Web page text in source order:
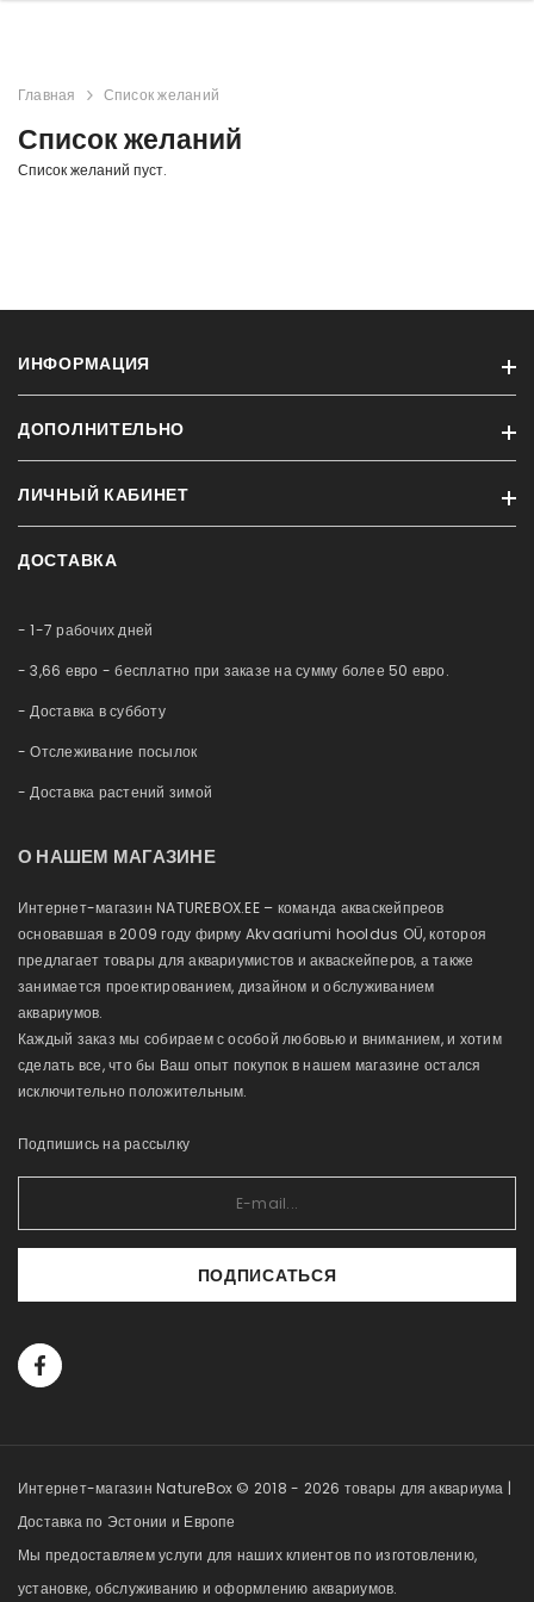
Главная Список желаний
Список желаний
Список желаний пуст.
ИНФОРМАЦИЯ
Информация о доставке
Условия
Обслуживание аквариумов
Рассрочка
Блог
ДОПОЛНИТЕЛЬНО
Бренды
Новые продукты
ЛИЧНЫЙ КАБИНЕТ
Профиль
Приобретённые товары
Список желаний
Сравнение
ДОСТАВКА
- 1-7 рабочих дней
- 3,66 евро - бесплатно при заказе на сумму более 50 евро.
- Доставка в субботу
- Отслеживание посылок
- Доставка растений зимой
О НАШЕМ МАГАЗИНЕ
Интернет-магазин NATUREBOX.EE – команда акваскейпреов
основавшая в 2009 году фирму Akvaariumi hooldus OÜ, котороя
предлагает товары для аквариумистов и акваскейперов, а также
занимается проектированием, дизайном и обслуживанием
аквариумов.
Каждый заказ мы собираем с особой любовью и вниманием, и хотим
сделать все, что бы Ваш опыт покупок в нашем магазине остался
исключительно положительным.
Подпишись на рассылку
ПОДПИСАТЬСЯ
Интернет-магазин NatureBox © 2018 - 2026 товары для аквариума |
Доставка по Эстонии и Европе
Мы предоставляем услуги для наших клиентов по изготовлению,
установке, обслуживанию и оформлению аквариумов.
в